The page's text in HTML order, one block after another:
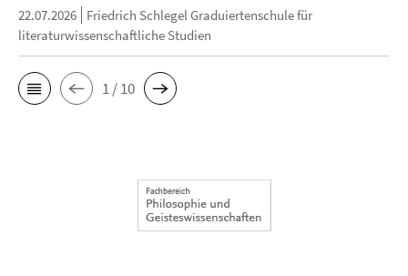
22.07.2026
Friedrich Schlegel Graduiertenschule für
literaturwissenschaftliche Studien
1 / 10